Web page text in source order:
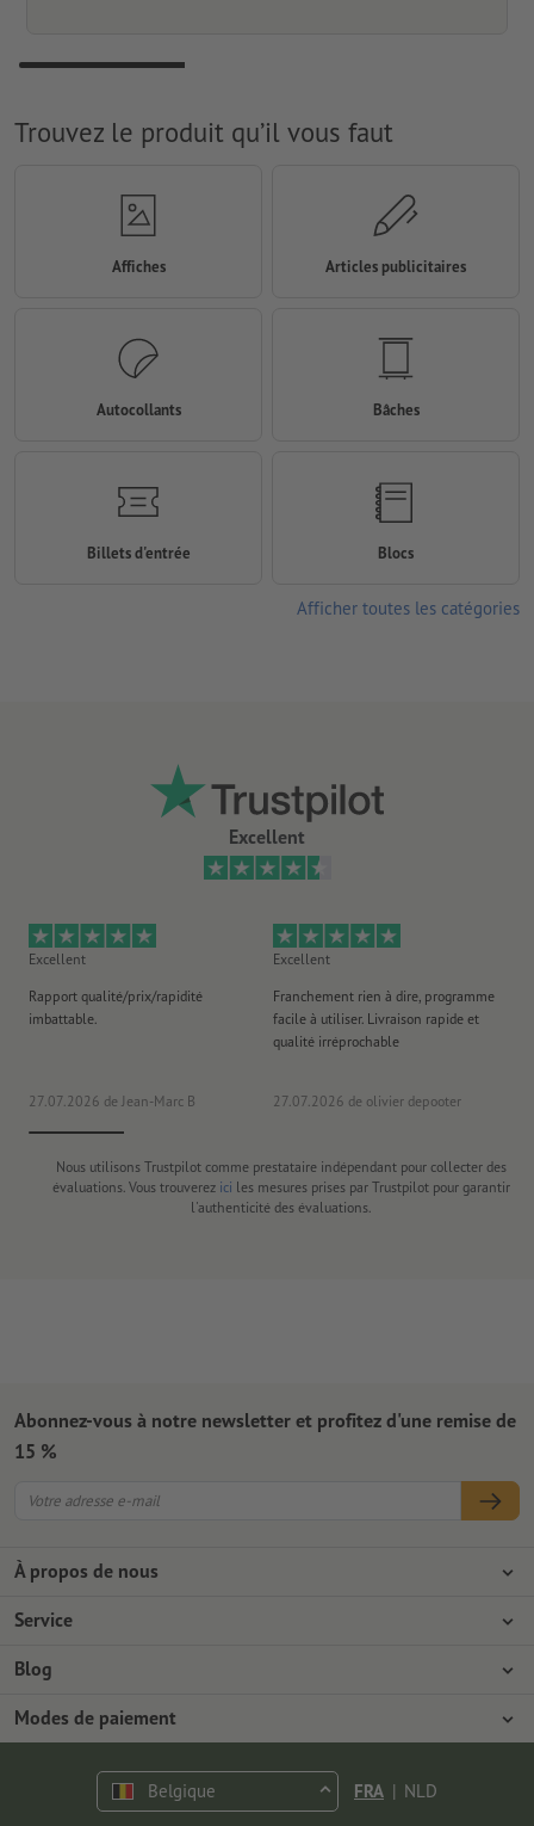
Excellent
Excellent
Rapport qualité/prix/rapidité
imbattable.
27.07.2026 de Jean-Marc B
Excellent
Franchement rien à dire, programme
facile à utiliser. Livraison rapide et
qualité irréprochable
27.07.2026 de olivier depooter
Nous utilisons Trustpilot comme prestataire indépendant pour collecter des
évaluations. Vous trouverez ici les mesures prises par Trustpilot pour garantir
l'authenticité des évaluations.
Trouvez le produit qu’il vous faut
Affiches Articles publicitaires
Autocollants Bâches
Billets d'entrée Blocs
Afficher toutes les catégories
À propos de nous
L'entreprise
Protection de l'environnement
Service
Modes de paiement
Expédition
Programme Premium
Blog
Tutoriels Photoshop
Polices & Fonts gratuits
Modes de paiement
Abonnez-vous à notre newsletter et profitez d'une remise de
15 %
Belgique FRA | NLD